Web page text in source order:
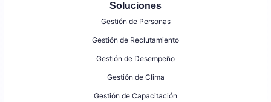
Soluciones
Gestión de Personas
Gestión de Reclutamiento
Gestión de Desempeño
Gestión de Clima
Gestión de Capacitación